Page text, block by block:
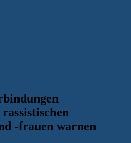
-frauen warnen